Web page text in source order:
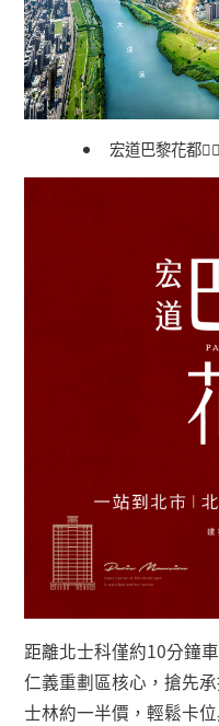
宏道巴黎花都👉🏻
距離北士科僅約10分鐘
仁義重劃區核心，搶先
士林約一半價，輕鬆卡